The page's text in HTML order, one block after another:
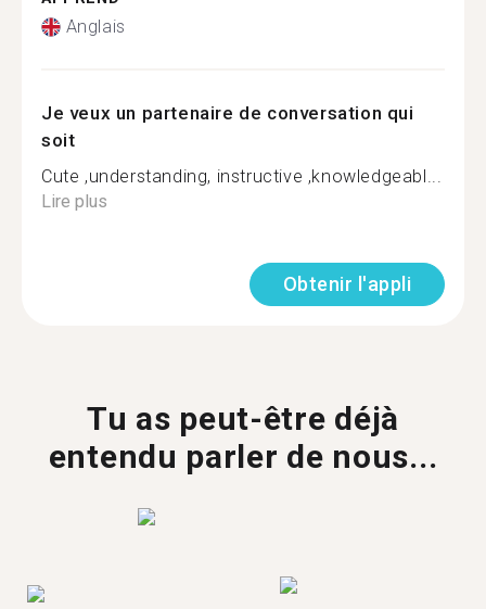
Anglais
Je veux un partenaire de conversation qui
soit
Cute ,understanding, instructive ,knowledgeabl...
Lire plus
Obtenir l'appli
Tu as peut-être déjà
entendu parler de nous...